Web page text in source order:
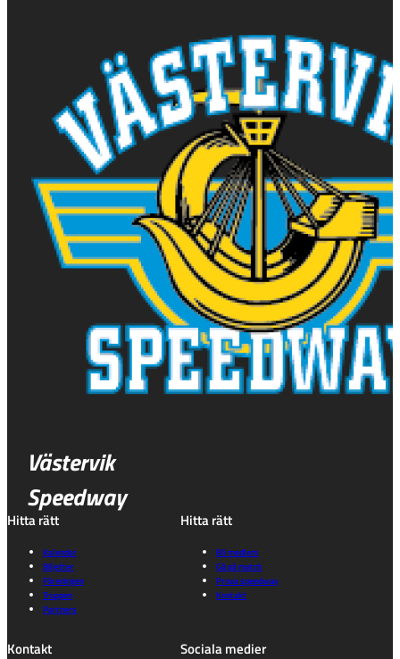
Västervik
Speedway
Hitta rätt
Kalender
Biljetter
Föreningen
Truppen
Partners
Hitta rätt
Bli medlem
Gå på match
Prova speedway
Kontakt
Kontakt Sociala medier